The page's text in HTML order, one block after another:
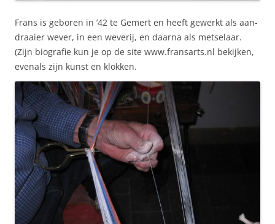
Frans is geboren in ’42 te Gemert en heeft gewerkt als aan-
draaier wever, in een weverij, en daarna als metselaar.
(Zijn biografie kun je op de site www.fransarts.nl bekijken,
evenals zijn kunst en klokken.